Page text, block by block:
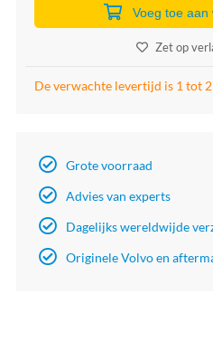
Voeg toe aan
Zet op
De verwachte levertijd is 1 tot
Grote voorraad
Advies van experts
Dagelijks wereldwijde
Originele Volvo en